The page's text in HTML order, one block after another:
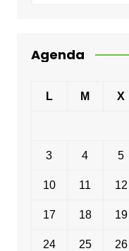
Agenda
L M X
3 4 5
10 11 12
17 18 19
24 25 26